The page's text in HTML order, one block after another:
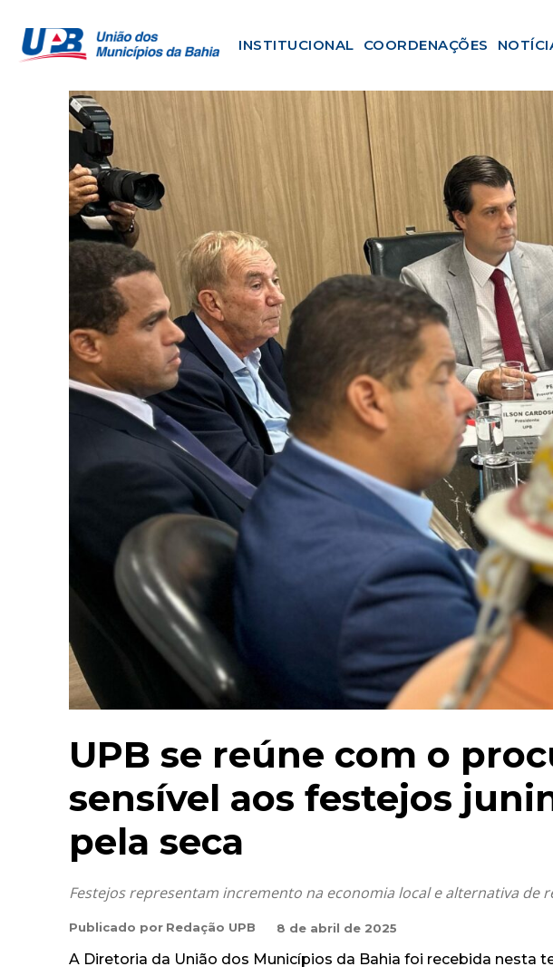
INSTITUCIONAL COORDENAÇÕES
UPB se reúne com o
sensível aos festejos
pela seca
Festejos representam incremento na economia local e alternativa de
Publicado por Redação UPB 8 de abril de 2025
A Diretoria da União dos Municípios da Bahia foi recebida nesta